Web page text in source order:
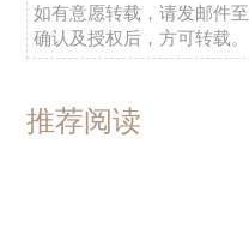
如有意愿转载，请发邮件至
确认及授权后，方可转载。
推荐阅读